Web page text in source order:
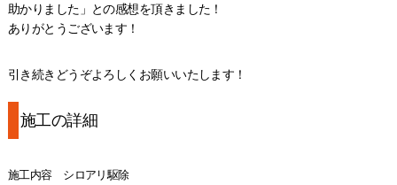
助かりました」との感想を頂きました！
ありがとうございます！
引き続きどうぞよろしくお願いいたします！
施工の詳細
施工内容 シロアリ駆除